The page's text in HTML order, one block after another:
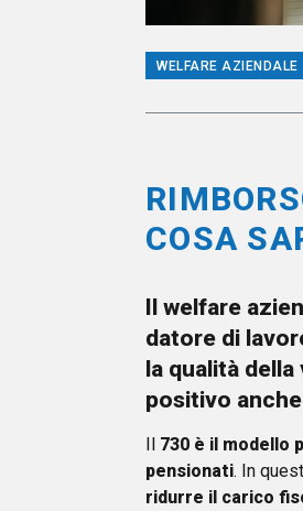
WELFARE AZIENDALE
COSA
Il welfare
datore di
la qualità
positivo
Il 730 è il modello
pensionati. In
ridurre il carico